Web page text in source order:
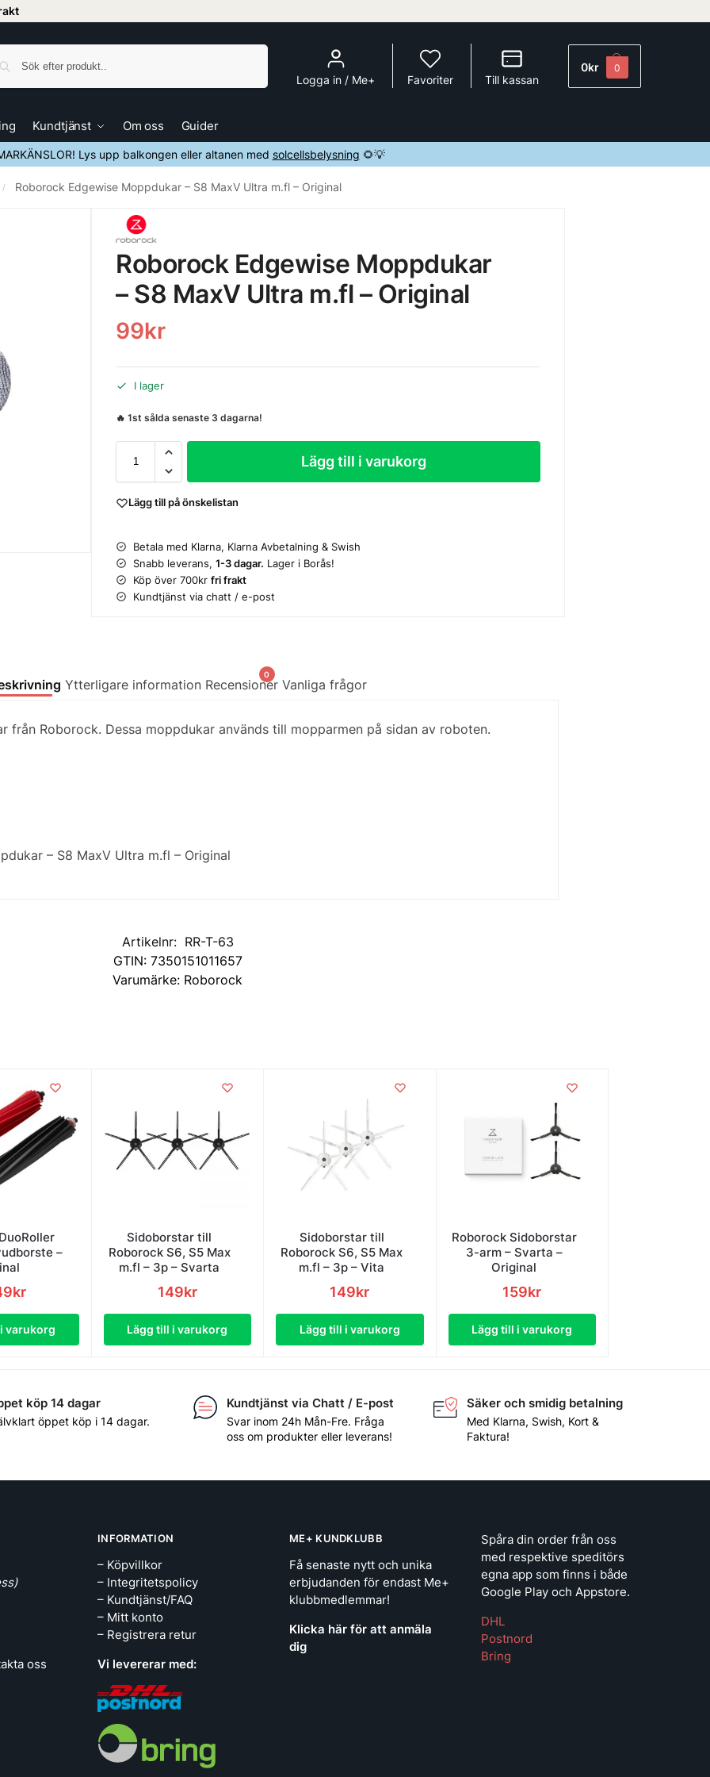
Logga in / Me+ Favoriter Till kassan
0kr 0
Kundtjänst Om oss Guider
Lys upp balkongen eller altanen med solcellsbelysning 🌻💡
/ Roborock Edgewise Moppdukar – S8 MaxV Ultra m.fl – Original
Roborock Edgewise Moppdukar
– S8 MaxV Ultra m.fl – Original
99kr
I lager
🔥 1st sålda senaste 3 dagarna!
Lägg till i varukorg
Lägg till på önskelistan
Betala med Klarna, Klarna Avbetalning & Swish
Snabb leverans,1-3 dagar. Lager i Borås!
Köp över 700krfri frakt
Kundtjänst via chatt / e-post
Ytterligare information Recensioner
0
Vanliga frågor
från Roborock. Dessa moppdukar används till mopparmen på sidan av roboten.
– S8 MaxV Ultra m.fl – Original
Artikelnr: RR-T-63
GTIN: 7350151011657
Varumärke: Roborock
–
kr
varukorg
Sidoborstar till
Roborock S6, S5 Max
m.fl – 3p – Svarta
149kr
Lägg till i varukorg
Sidoborstar till
Roborock S6, S5 Max
m.fl – 3p – Vita
149kr
Lägg till i varukorg
Roborock Sidoborstar
3-arm – Svarta –
Original
159kr
Lägg till i varukorg
köp 14 dagar
öppet köp i 14 dagar.
Kundtjänst via Chatt / E-post
Svar inom 24h Mån-Fre. Fråga
oss om produkter eller leverans!
Säker och smidig betalning
Med Klarna, Swish, Kort &
Faktura!
oss
INFORMATION
– Köpvillkor
– Integritetspolicy
– Kundtjänst/FAQ
– Mitt konto
– Registrera retur
Vi levererar med:
ME+ KUNDKLUBB
Få senaste nytt och unika
erbjudanden för endast Me+
klubbmedlemmar!
Klicka här för att anmäla
dig
Spåra din order från oss
med respektive speditörs
egna app som finns i både
Google Play och Appstore.
DHL
Postnord
Bring